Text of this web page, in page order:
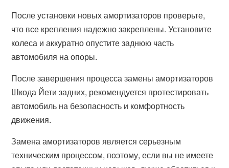
После установки новых амортизаторов проверьте,
что все крепления надежно закреплены. Установите
колеса и аккуратно опустите заднюю часть
автомобиля на опоры.
После завершения процесса замены амортизаторов
Шкода Йети задних, рекомендуется протестировать
автомобиль на безопасность и комфортность
движения.
Замена амортизаторов является серьезным
техническим процессом, поэтому, если вы не имеете